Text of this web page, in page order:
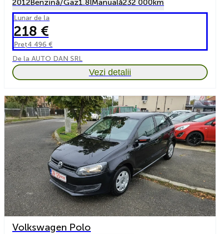
2012Benzină/Gaz1.8lManuală232 000km
Lunar de la
218 €
Preț4 496 €
De la AUTO DAN SRL
Vezi detalii
Volkswagen Polo